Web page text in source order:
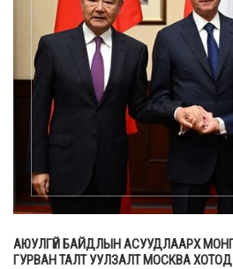
АЮУЛГҮЙ БАЙДЛЫН АСУУДЛААРХ
ГУРВАН ТАЛТ УУЛЗАЛТ МОСКВА